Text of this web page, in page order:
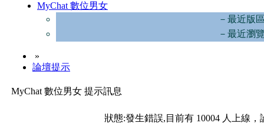
MyChat 數位男女
－最近版
－最近瀏
»
論壇提示
MyChat 數位男女 提示訊息
狀態:發生錯誤,目前有 10004 人上線